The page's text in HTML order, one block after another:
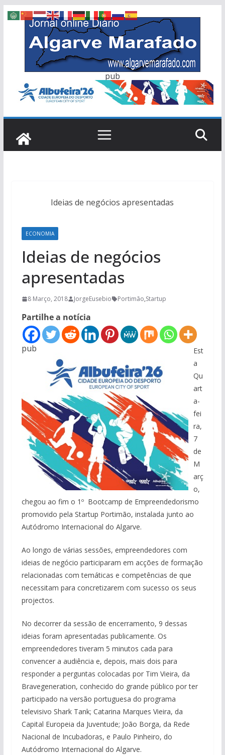
Skip
content
pub
Ideias de negócios apresentadas
ECONOMIA
Ideias de negócios
apresentadas
8 Março, 2018 JorgeEusebio Portimão,Startup
Partilhe a notícia
pub
Est
a
Qu
art
a-
fei
ra,
7
de
M
arç
o,
chegou ao fim o 1º Bootcamp de Empreendedorismo
promovido pela Startup Portimão, instalada junto ao
Autódromo Internacional do Algarve.
Ao longo de várias sessões, empreendedores com
ideias de negócio participaram em acções de formação
relacionadas com temáticas e competências de que
necessitam para concretizarem com sucesso os seus
projectos.
No decorrer da sessão de encerramento, 9 dessas
ideias foram apresentadas publicamente. Os
empreendedores tiveram 5 minutos cada para
convencer a audiência e, depois, mais dois para
responder a perguntas colocadas por Tim Vieira, da
Bravegeneration, conhecido do grande público por ter
participado na versão portuguesa do programa
televisivo Shark Tank; Catarina Marques Vieira, da
Capital Europeia da Juventude; João Borga, da Rede
Nacional de Incubadoras, e Paulo Pinheiro, do
Autódromo Internacional do Algarve.